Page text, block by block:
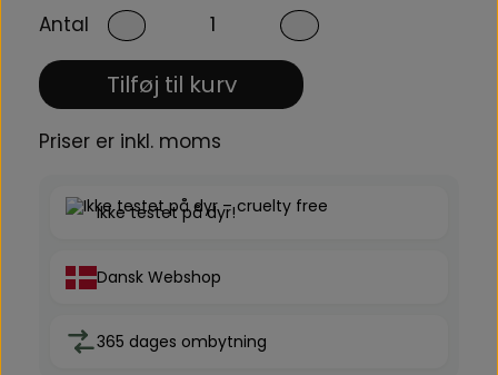
Antal
Tilføj til kurv
Priser er inkl. moms
Ikke testet på dyr!
Dansk Webshop
365 dages ombytning